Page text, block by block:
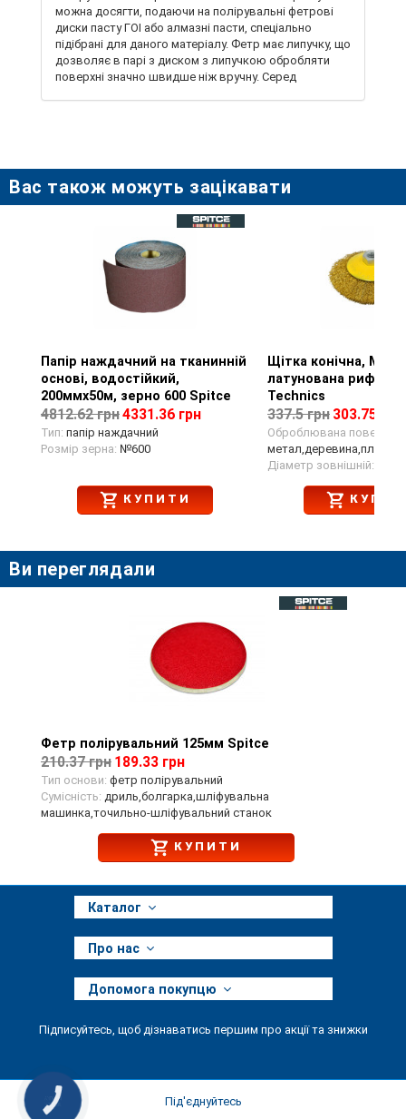
можна досягти, подаючи на полірувальні фетрові
диски пасту ГОІ або алмазні пасти, спеціально
підібрані для даного матеріалу. Фетр має липучку, що
дозволяє в парі з диском з липучкою обробляти
поверхні значно швидше ніж вручну. Серед
Вас також можуть зацікавати
Перегляд товару
Папір наждачний на тканинній
основі, водостійкий,
200ммх50м, зерно 600 Spitce
4812.62 грн4331.36 грн
Тип: папір наждачний
Розмір зерна: №600
КУПИТИ
Перегляд
Щітка конічна, М14,
латунована
Technics
337.5 грн 303.75 грн
Оброблювана поверхня:
метал,деревина,пластик
Діаметр зовнішній:
Ви переглядали
Перегляд товару
Фетр полірувальний 125мм Spitce
210.37 грн 189.33 грн
Тип основи: фетр полірувальний
Сумісність: дриль,болгарка,шліфувальна
машинка,точильно-шліфувальний станок
КУПИТИ
Каталог
Про нас
Допомога покупцю
Підписуйтесь, щоб дізнаватись першим про акції та знижки
Під'єднуйтесь
КНОПКА
ЗВ'ЯЗКУ